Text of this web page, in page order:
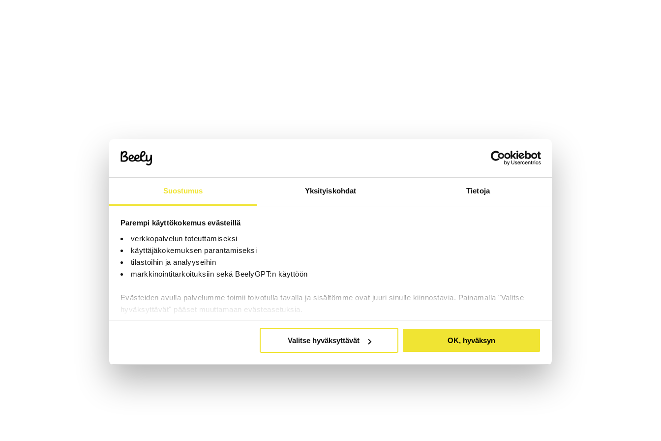
Suostumus Yksityiskohdat Tietoja
Parempi käyttökokemus evästeillä
verkkopalvelun toteuttamiseksi
käyttäjäkokemuksen parantamiseksi
tilastoihin ja analyyseihin
markkinointitarkoituksiin sekä BeelyGPT:n käyttöön
Evästeiden avulla palvelumme toimii toivotulla tavalla ja sisältömme ovat juuri sinulle kiinnostavia. Painamalla "Valitse
hyväksyttävät" pääset muuttamaan evästeasetuksia.
Valitse hyväksyttävät OK, hyväksyn